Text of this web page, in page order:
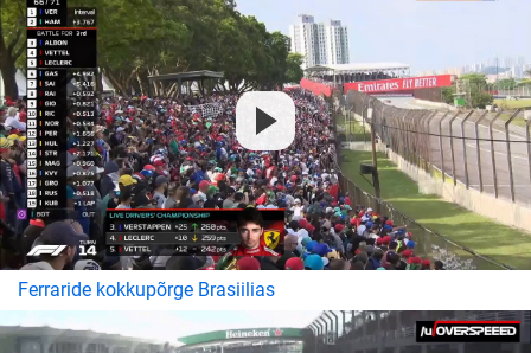
Ferraride kokkupõrge Brasiilias